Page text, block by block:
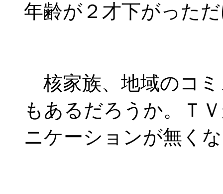
年齢が２才下がった
核家族、地域のコミ
もあるだろうか。Ｔ
ニケーションが無く